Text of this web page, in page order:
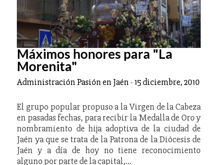
Máximos honores para "La
Morenita"
Administración Pasión en Jaén - 15 diciembre, 2010
El grupo popular propuso a la Virgen de la Cabeza
en pasadas fechas, para recibir la Medalla de Oro y
nombramiento de hija adoptiva de la ciudad de
Jaén ya que se trata de la Patrona de la Diócesis de
Jaén y a día de hoy no tiene reconocimiento
alguno por parte de la capital,…